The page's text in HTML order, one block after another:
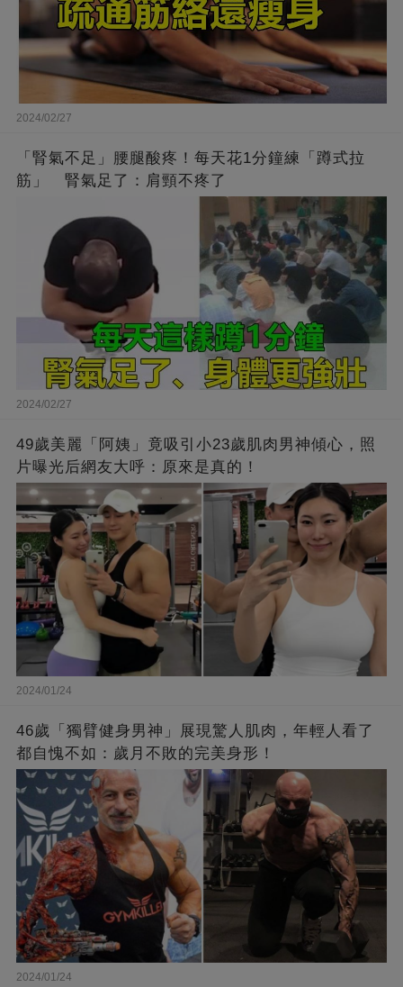
2024/02/27
「腎氣不足」腰腿酸疼！每天花1分鐘練「蹲式拉
筋」 腎氣足了：肩頸不疼了
2024/02/27
49歲美麗「阿姨」竟吸引小23歲肌肉男神傾心，照
片曝光后網友大呼：原來是真的！
2024/01/24
46歲「獨臂健身男神」展現驚人肌肉，年輕人看了
都自愧不如：歲月不敗的完美身形！
2024/01/24